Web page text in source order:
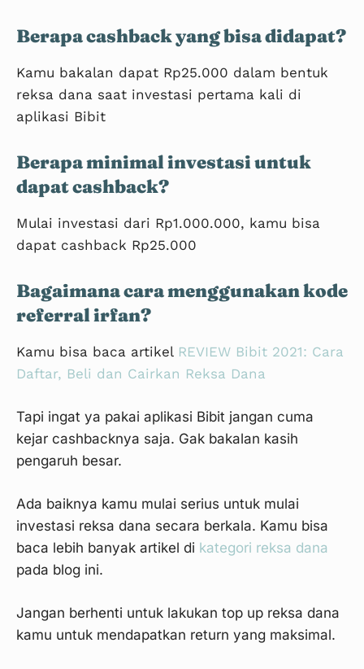
Langkah 11
Berapa cashback yang bisa didapat?
Kamu bakalan dapat Rp25.000 dalam bentuk
reksa dana saat investasi pertama kali di
aplikasi Bibit
Berapa minimal investasi untuk
dapat cashback?
Mulai investasi dari Rp1.000.000, kamu bisa
dapat cashback Rp25.000
Bagaimana cara menggunakan kode
referral irfan?
Kamu bisa baca artikel REVIEW Bibit 2021: Cara
Daftar, Beli dan Cairkan Reksa Dana
Tapi ingat ya pakai aplikasi Bibit jangan cuma
kejar cashbacknya saja. Gak bakalan kasih
pengaruh besar.
Ada baiknya kamu mulai serius untuk mulai
investasi reksa dana secara berkala. Kamu bisa
baca lebih banyak artikel di kategori reksa dana
pada blog ini.
Jangan berhenti untuk lakukan top up reksa dana
kamu untuk mendapatkan return yang maksimal.